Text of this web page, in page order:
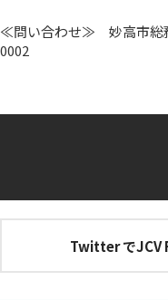
≪問い合わせ≫ 妙高市総
0002
Twitter でJCV